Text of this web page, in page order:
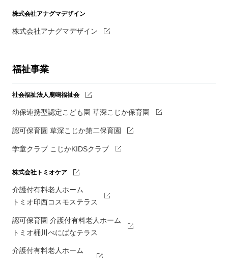
株式会社アナグマデザイン
株式会社アナグマデザイン
福祉事業
社会福祉法人鹿鳴福祉会
幼保連携型認定こども園 草深こじか保育園
認可保育園 草深こじか第二保育園
学童クラブ こじかKIDSクラブ
株式会社トミオケア
介護付有料老人ホーム
トミオ印西コスモステラス
認可保育園 介護付有料老人ホーム
トミオ桶川べにばなテラス
介護付有料老人ホーム